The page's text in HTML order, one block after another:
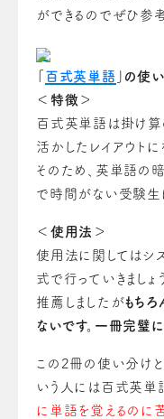
ができるのでぜひ参
百式英単語 」の使
＜特徴＞
百式英単語は掛け算
活かしたレイアウトに
そのため、英単語の
で時間がない受験生
＜使用法＞
使用法に関してはシ
式で行っていきまし
推薦しましたがもち
ないです。一冊完璧
この2冊の使い分けと
いう人には百式英単
に単語を覚える の に